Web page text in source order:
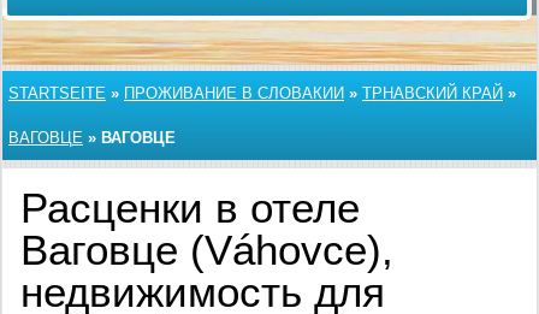
STARTSEITE » ПРОЖИВАНИЕ В СЛОВАКИИ » ТРНАВСКИЙ КРАЙ »
ВАГОВЦЕ » ВАГОВЦЕ
Расценки в отеле
Ваговце (Váhovce),
недвижимость для